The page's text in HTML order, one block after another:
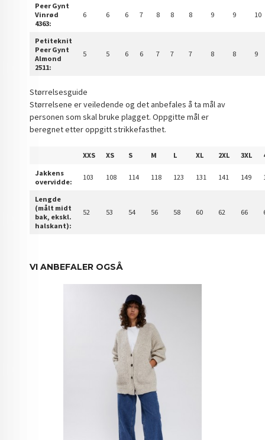
Peer Gynt
Vinrød
4363:
6 6 6 7 8 8 8 9 9 10
Petiteknit
Peer Gynt
Almond
2511:
5 5 6 6 7 7 7 8 8 9
Størrelsesguide
Størrelsene er veiledende og det anbefales å ta mål av
personen som skal bruke plagget. Oppgitte mål er
beregnet etter oppgitt strikkefasthet.
XXS XS S M L XL 2XL 3XL
Jakkens
overvidde:
103 108 114 118 123 131 141 149
Lengde
(målt midt
bak, ekskl.
halskant):
52 53 54 56 58 60 62 66
VI ANBEFALER OGSÅ